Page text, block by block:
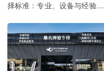
择标准：专业、设备与经验缺